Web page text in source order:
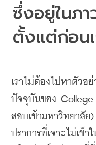
ซึ่งอยู่ในภ
ตั้งแต่ก่อน
เราไม่ต้องไปหาตัวอ
ปัจจุบันของ
สอบเข้ามหาวิทยาลัย)
ปราการที่เจาะไม่เข้า